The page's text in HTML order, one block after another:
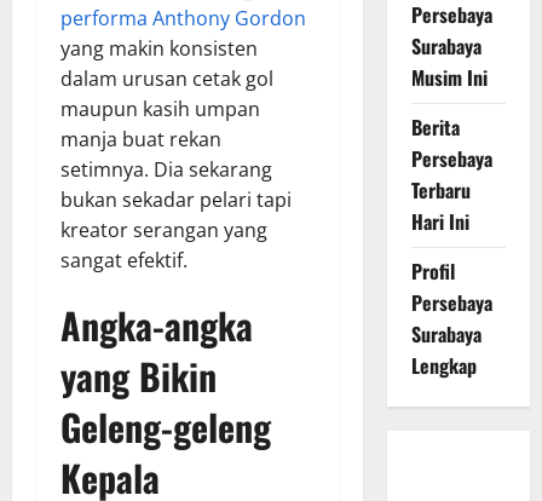
performa Anthony Gordon
yang makin konsisten
dalam urusan cetak gol
maupun kasih umpan
manja buat rekan
setimnya. Dia sekarang
bukan sekadar pelari tapi
kreator serangan yang
sangat efektif.
Angka-angka
yang Bikin
Geleng-geleng
Kepala
Persebaya
Surabaya
Musim Ini
Berita
Persebaya
Terbaru
Hari Ini
Profil
Persebaya
Surabaya
Lengkap